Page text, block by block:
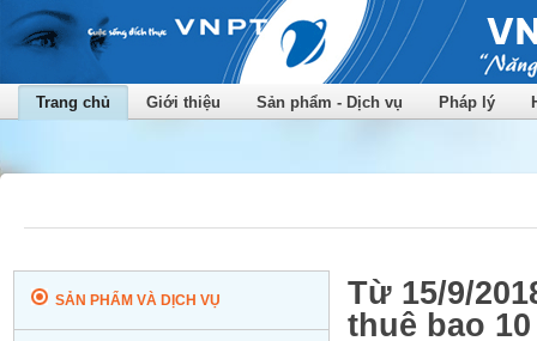
Trang chủ Giới thiệu Sản phẩm - Dịch vụ Pháp lý
SẢN PHẨM VÀ DỊCH VỤ
Từ 15/9/
thuê bao